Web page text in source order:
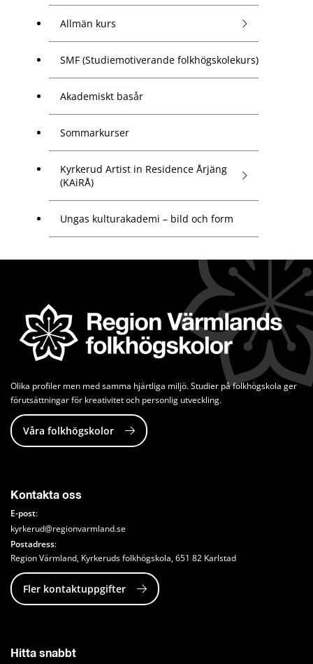
Allmän kurs
SMF (Studiemotiverande folkhögskolekurs)
Akademiskt basår
Sommarkurser
Kyrkerud Artist in Residence Årjäng
(KAiRÅ)
Ungas kulturakademi – bild och form
Olika profiler men med samma hjärtliga miljö. Studier på folkhögskola ger
förutsättningar för kreativitet och personlig utveckling.
Våra folkhögskolor
Kontakta oss
E-post:
kyrkerud@regionvarmland.se
Postadress:
Region Värmland, Kyrkeruds folkhögskola, 651 82 Karlstad
Fler kontaktuppgifter
Hitta snabbt